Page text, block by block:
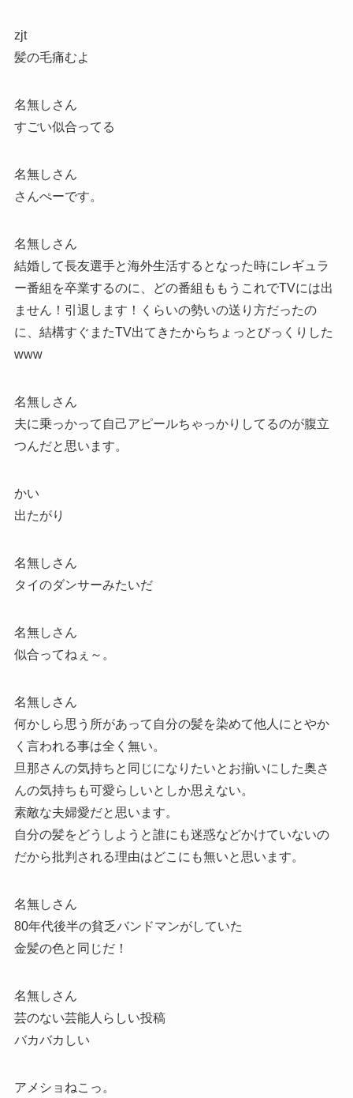
zjt
髪の毛痛むよ
名無しさん
すごい似合ってる
名無しさん
さんぺーです。
名無しさん
結婚して長友選手と海外生活するとなった時にレギュラ
ー番組を卒業するのに、どの番組ももうこれでTVには出
ません！引退します！くらいの勢いの送り方だったの
に、結構すぐまたTV出てきたからちょっとびっくりした
www
名無しさん
夫に乗っかって自己アピールちゃっかりしてるのが腹立
つんだと思います。
かい
出たがり
名無しさん
タイのダンサーみたいだ
名無しさん
似合ってねぇ～。
名無しさん
何かしら思う所があって自分の髪を染めて他人にとやか
く言われる事は全く無い。
旦那さんの気持ちと同じになりたいとお揃いにした奥さ
んの気持ちも可愛らしいとしか思えない。
素敵な夫婦愛だと思います。
自分の髪をどうしようと誰にも迷惑などかけていないの
だから批判される理由はどこにも無いと思います。
名無しさん
80年代後半の貧乏バンドマンがしていた
金髪の色と同じだ！
名無しさん
芸のない芸能人らしい投稿
バカバカしい
アメショねこっ。